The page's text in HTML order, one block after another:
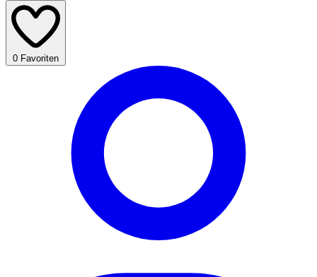
0 Favoriten